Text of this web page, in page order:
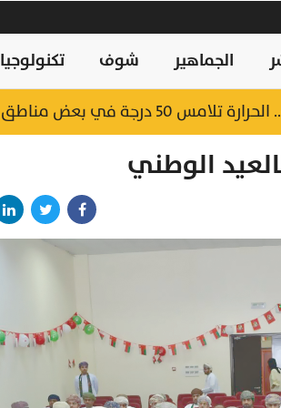
الجماهير شوف تكنولوجيا
في بعض مناطق سلطنة عُمان
الوطني